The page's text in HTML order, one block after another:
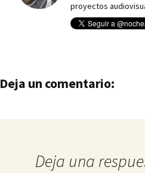
proyectos
Navegación de
Deja un comentario:
Deja una